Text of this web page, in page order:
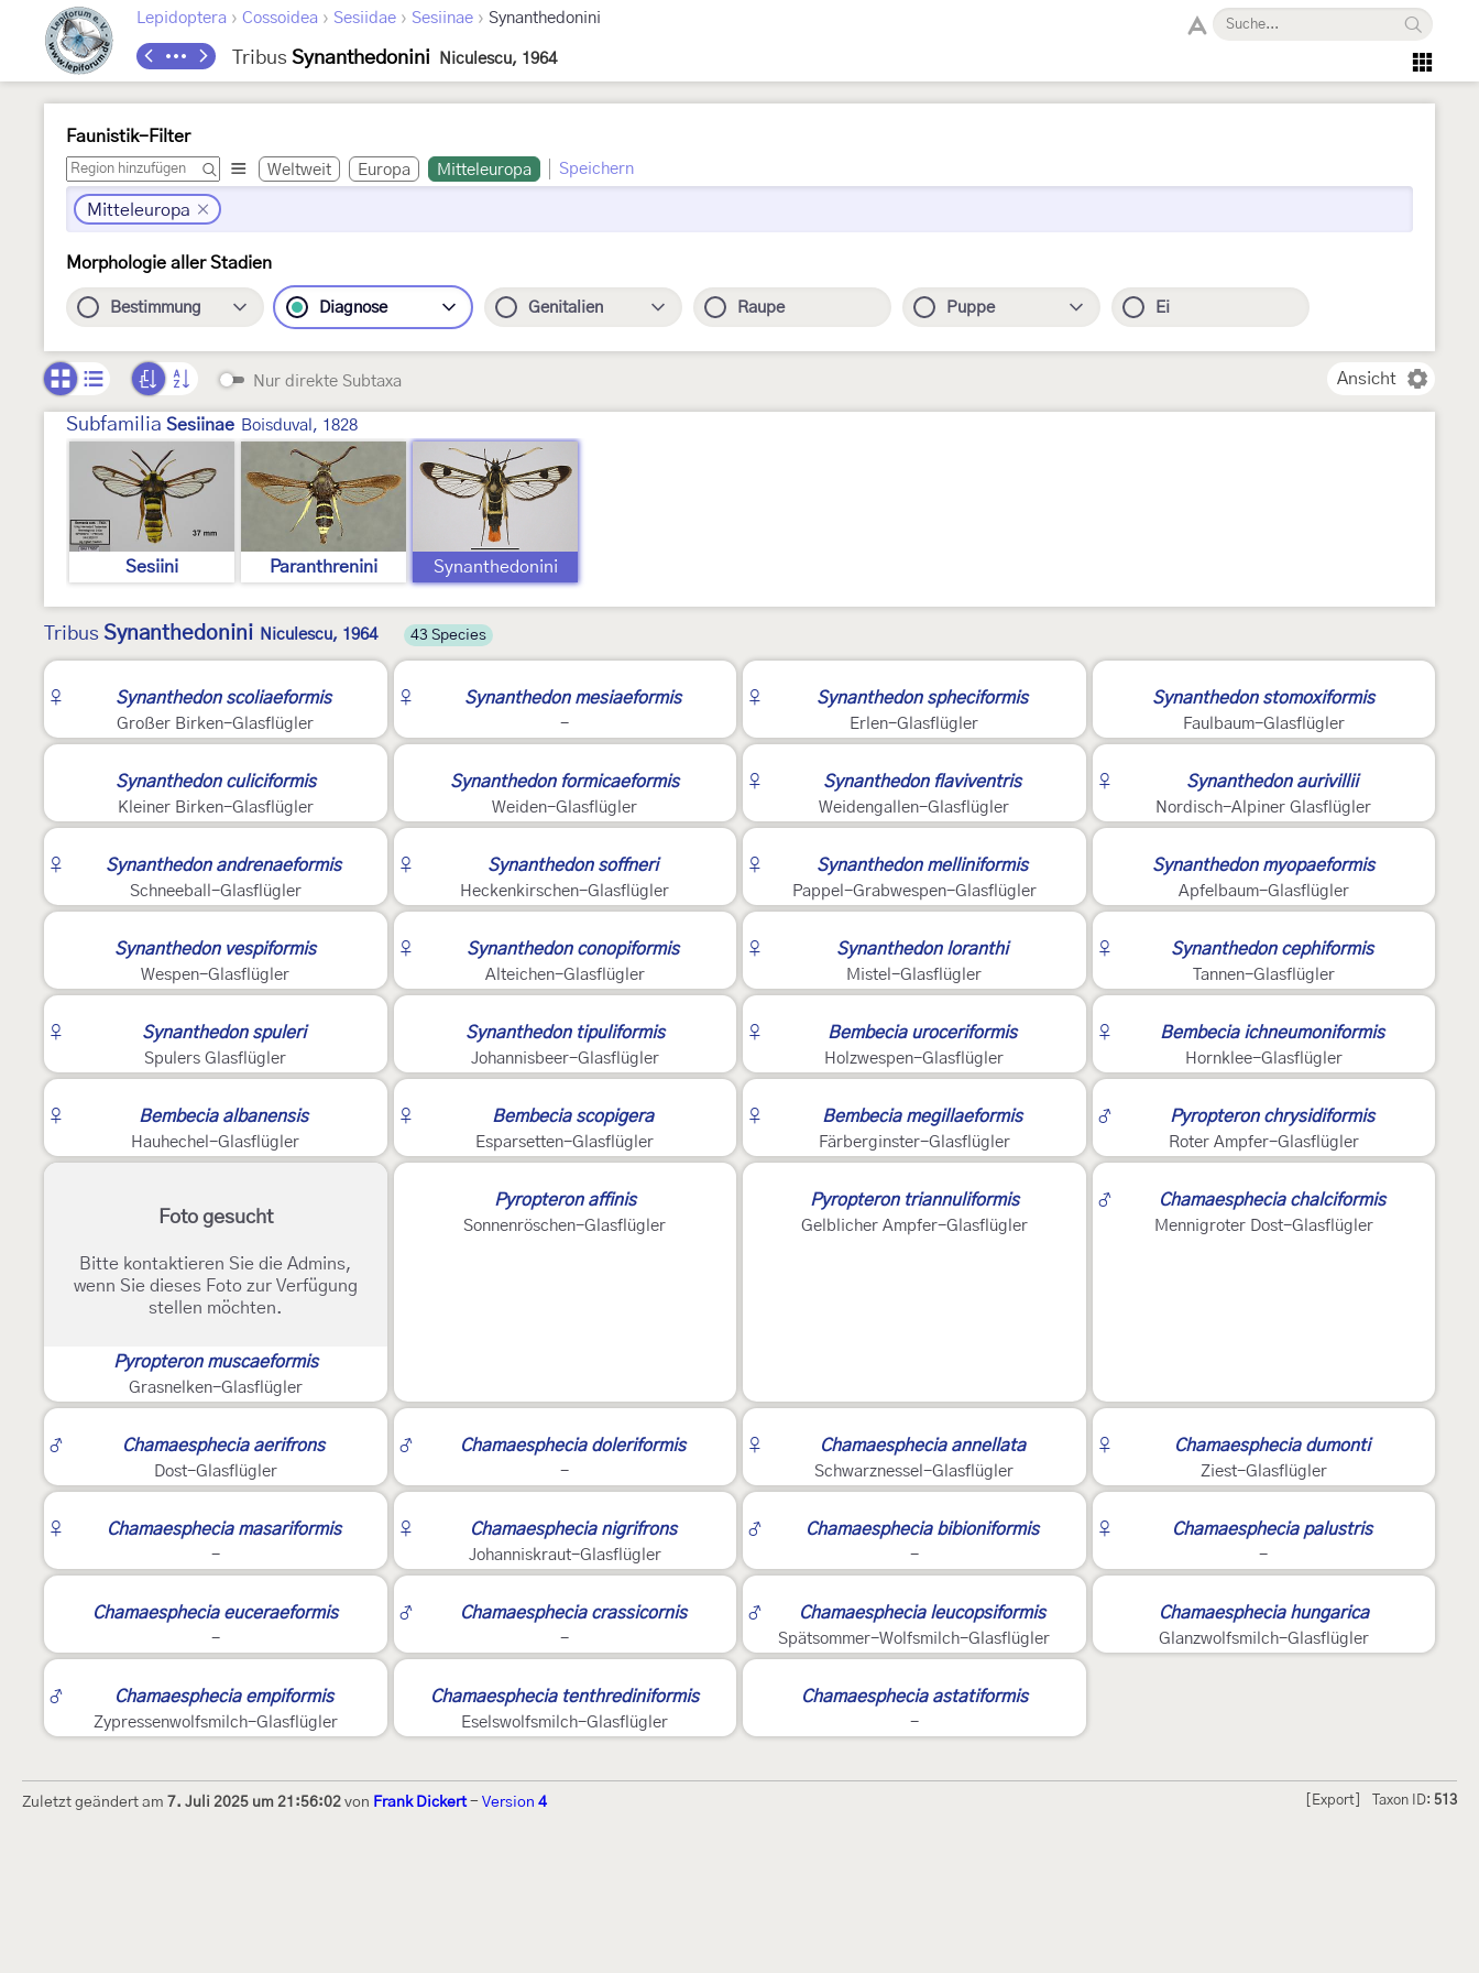
Lepidoptera › Cossoidea › Sesiidae › Sesiinae › Synanthedonini
Tribus Synanthedonini Niculescu, 1964
Faunistik-Filter
Weltweit Europa Mitteleuropa Speichern
Mitteleuropa
Morphologie aller Stadien
Bestimmung Diagnose Genitalien Raupe Puppe Ei
Nur direkte Subtaxa Ansicht
Subfamilia Sesiinae Boisduval, 1828
Sesiini Paranthrenini Synanthedonini
Tribus Synanthedonini Niculescu, 1964 43 Species
♀
Synanthedon scoliaeformis
Großer Birken-Glasflügler
♀
Synanthedon mesiaeformis
-
♀
Synanthedon spheciformis
Erlen-Glasflügler
Synanthedon stomoxiformis
Faulbaum-Glasflügler
Synanthedon culiciformis
Kleiner Birken-Glasflügler
Synanthedon formicaeformis
Weiden-Glasflügler
♀
Synanthedon flaviventris
Weidengallen-Glasflügler
♀
Synanthedon aurivillii
Nordisch-Alpiner Glasflügler
♀
Synanthedon andrenaeformis
Schneeball-Glasflügler
♀
Synanthedon soffneri
Heckenkirschen-Glasflügler
♀
Synanthedon melliniformis
Pappel-Grabwespen-Glasflügler
Synanthedon myopaeformis
Apfelbaum-Glasflügler
Synanthedon vespiformis
Wespen-Glasflügler
♀
Synanthedon conopiformis
Alteichen-Glasflügler
♀
Synanthedon loranthi
Mistel-Glasflügler
♀
Synanthedon cephiformis
Tannen-Glasflügler
♀
Synanthedon spuleri
Spulers Glasflügler
Synanthedon tipuliformis
Johannisbeer-Glasflügler
♀
Bembecia uroceriformis
Holzwespen-Glasflügler
♀
Bembecia ichneumoniformis
Hornklee-Glasflügler
♀
Bembecia albanensis
Hauhechel-Glasflügler
♀
Bembecia scopigera
Esparsetten-Glasflügler
♀
Bembecia megillaeformis
Färberginster-Glasflügler
♂
Pyropteron chrysidiformis
Roter Ampfer-Glasflügler
Foto gesucht
Bitte kontaktieren Sie die Admins,
wenn Sie dieses Foto zur Verfügung
stellen möchten.
Pyropteron muscaeformis
Grasnelken-Glasflügler
Pyropteron affinis
Sonnenröschen-Glasflügler
Pyropteron triannuliformis
Gelblicher Ampfer-Glasflügler
♂
Chamaesphecia chalciformis
Mennigroter Dost-Glasflügler
♂
Chamaesphecia aerifrons
Dost-Glasflügler
♂
Chamaesphecia doleriformis
-
♀
Chamaesphecia annellata
Schwarznessel-Glasflügler
♀
Chamaesphecia dumonti
Ziest-Glasflügler
♀
Chamaesphecia masariformis
-
♀ Chamaesphecia nigrifrons
Johanniskraut-Glasflügler
♂ Chamaesphecia bibioniformis
-
♀
Chamaesphecia palustris
-
Chamaesphecia euceraeformis
-
♂
Chamaesphecia crassicornis
-
♂
Chamaesphecia leucopsiformis
Spätsommer-Wolfsmilch-Glasflügler
Chamaesphecia hungarica
Glanzwolfsmilch-Glasflügler
♂
Chamaesphecia empiformis
Zypressenwolfsmilch-Glasflügler
Chamaesphecia tenthrediniformis
Eselswolfsmilch-Glasflügler
Chamaesphecia astatiformis
-
Zuletzt geändert am 7. Juli 2025 um 21:56:02 von Frank Dickert- Version 4 Taxon ID: 513
[Export]